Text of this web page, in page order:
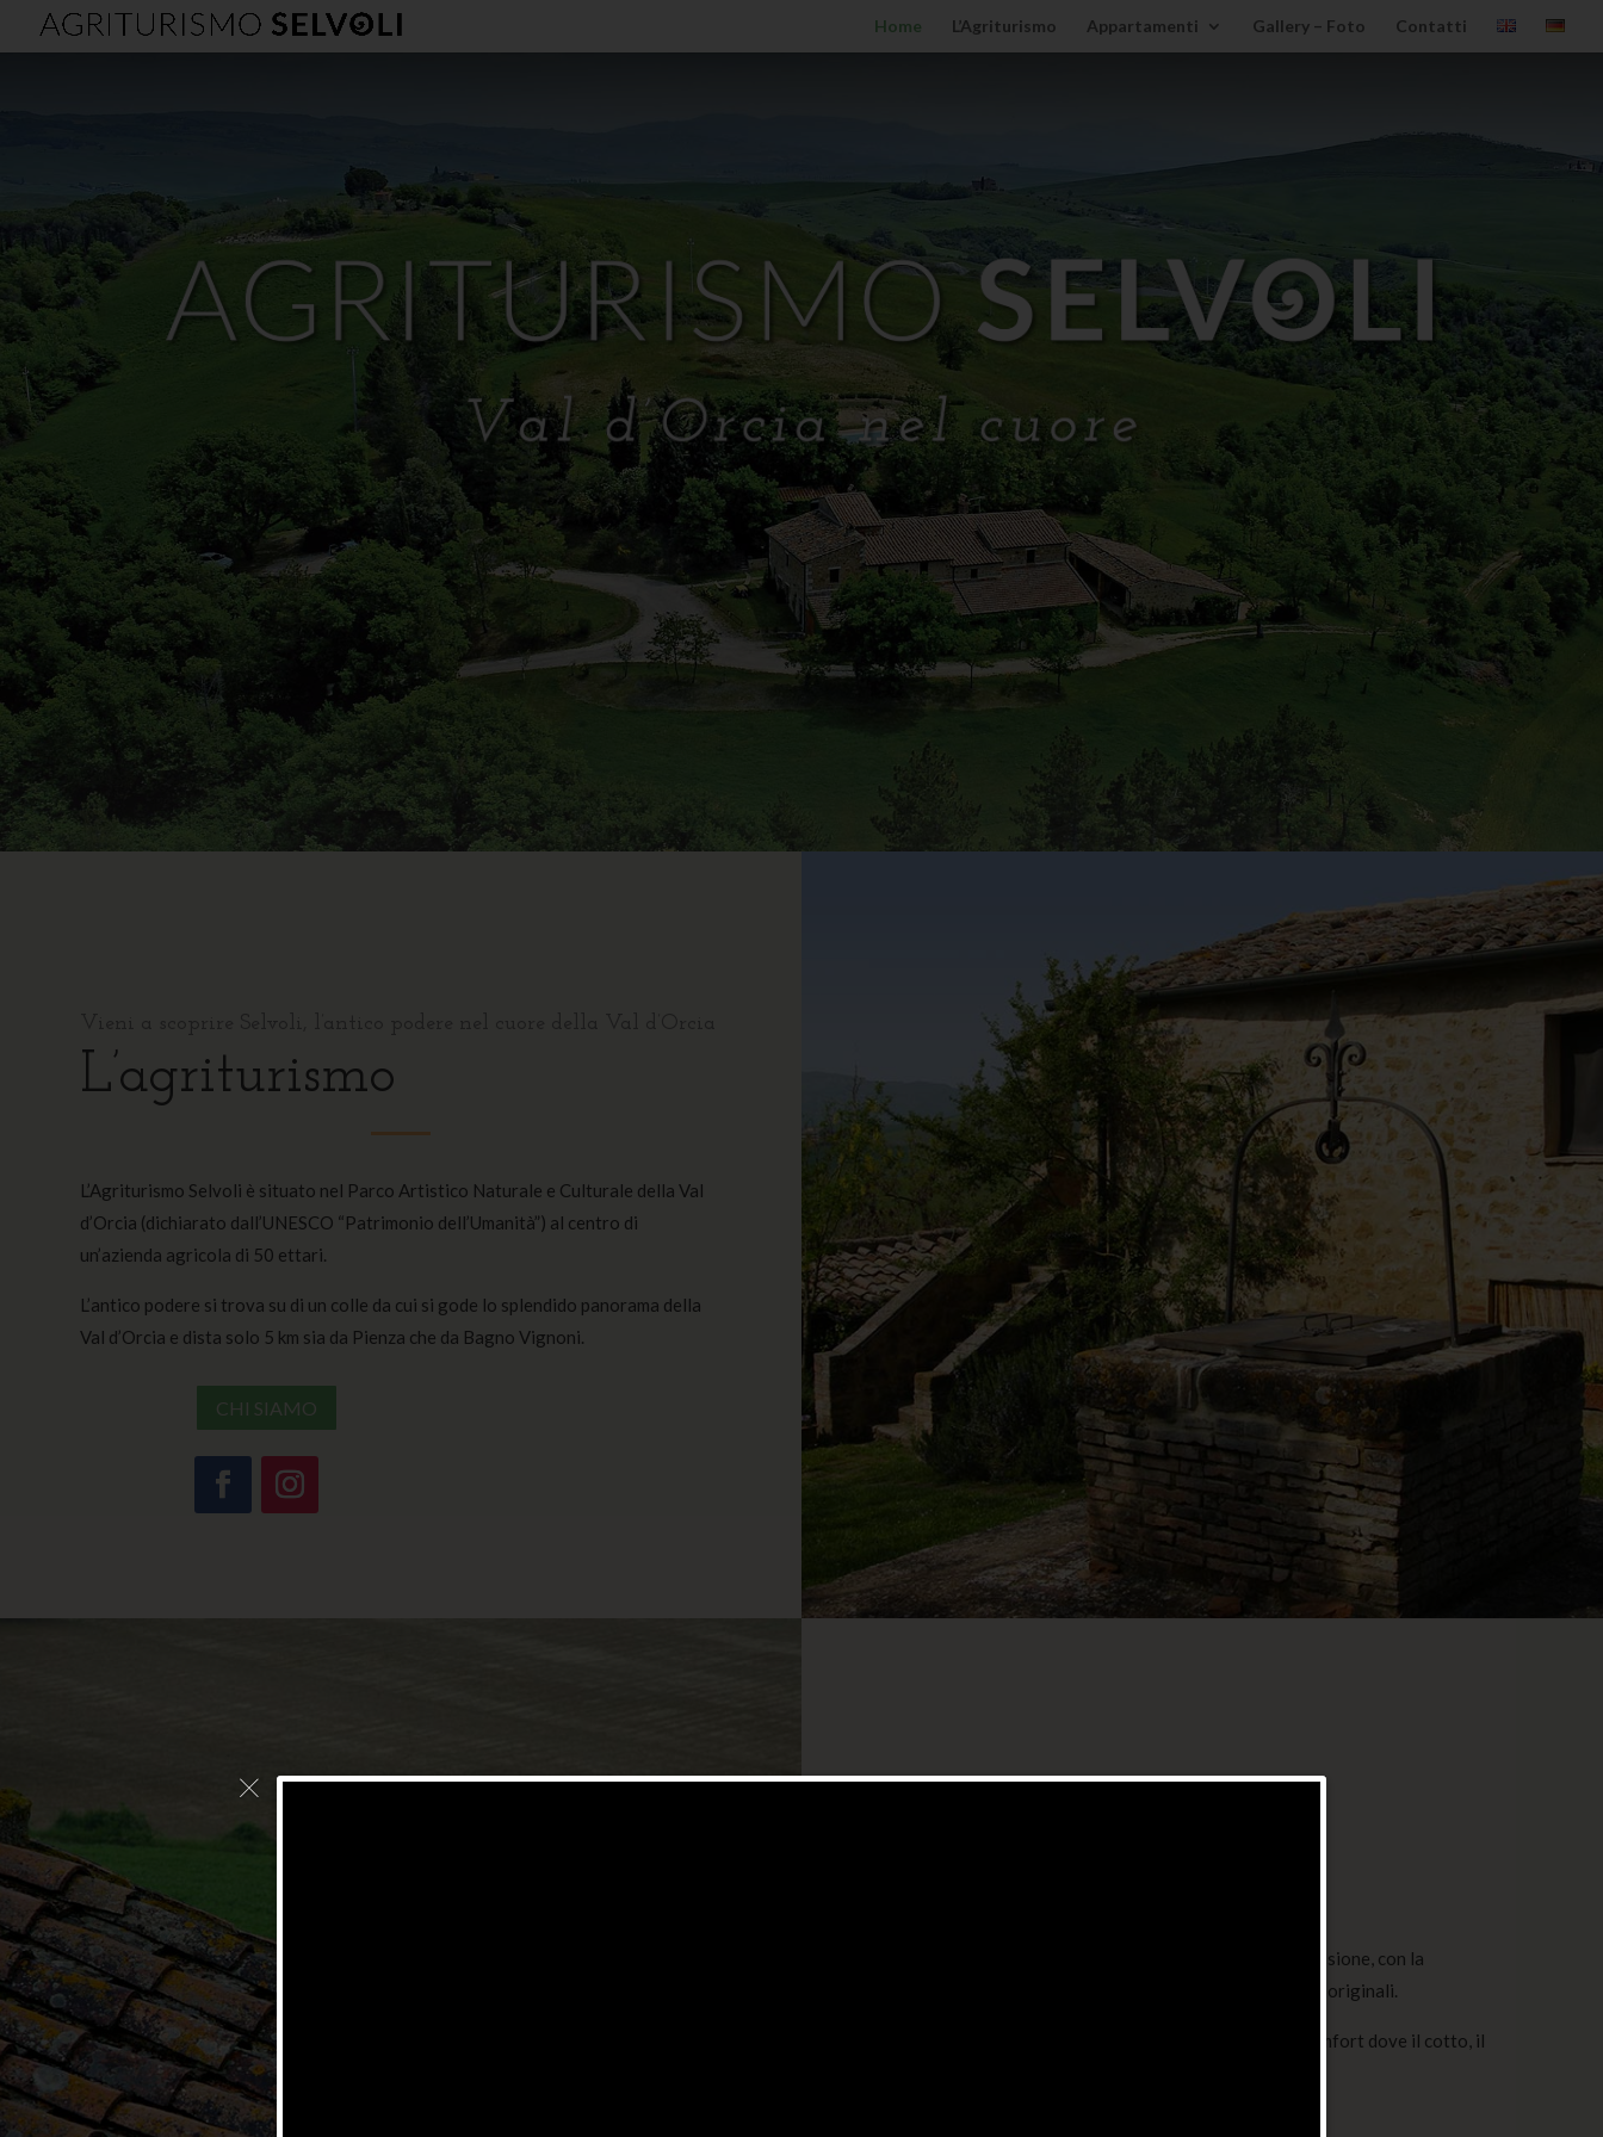
Home L’Agriturismo Appartamenti Gallery – Foto Contatti
L’agriturismo
L’Agriturismo Selvoli è situato nel Parco Artistico Naturale e Culturale della Val
d’Orcia (dichiarato dall’UNESCO “Patrimonio dell’Umanità”) al centro di
un’azienda agricola di 50 ettari.
L’antico podere si trova su di un colle da cui si gode lo splendido panorama della
Val d’Orcia e dista solo 5 km sia da Pienza che da Bagno Vignoni.
CHI SIAMO
La ristrutturazione del podere è stata effettuata con passione, con la
consapevolezza di dover rispettare le forme e i materiali originali.
Sono stati così ricavati 4 appartamenti dotati di ogni comfort dove il cotto, il